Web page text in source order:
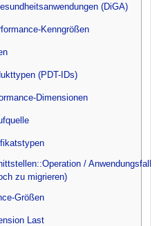
(DiGA)
Kenngrößen
(PDT-IDs)
Dimensionen
/ Anwendungsfall
zu migrieren)
Größen
Last